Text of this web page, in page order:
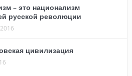
– это национализм
русской революции
цивилизация